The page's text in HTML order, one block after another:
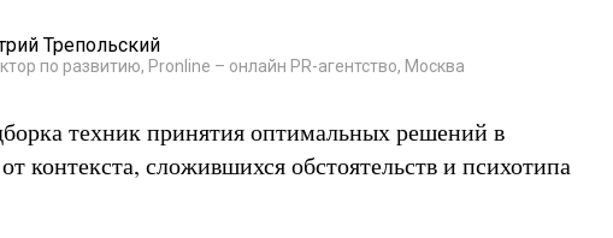
Трепольский
по развитию, Pronline – онлайн PR-агентство, Москва
техник принятия оптимальных решений в
контекста, сложившихся обстоятельств и психотипа